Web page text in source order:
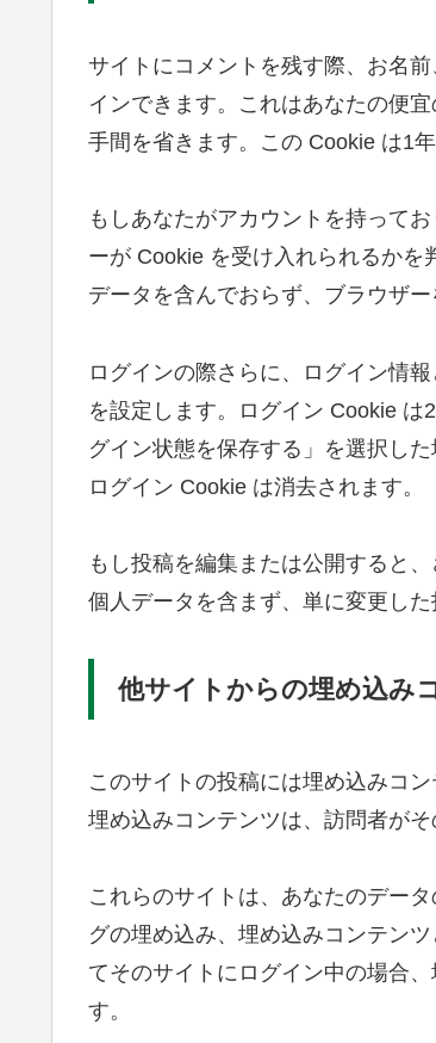
サイトにコメントを残す際、お名
インできます。これはあなたの便
手間を省きます。この Cookie は1年
もしあなたがアカウントを持って
ーが Cookie を受け入れられるかを
データを含んでおらず、ブラウザー
ログインの際さらに、ログイン情
を設定します。ログイン Cookie
グイン状態を保存する」を選択し
ログイン Cookie は消去されます。
もし投稿を編集または公開すると
個人データを含まず、単に変更し
他サイトからの埋め込み
このサイトの投稿には埋め込みコ
埋め込みコンテンツは、訪問者が
これらのサイトは、あなたのデー
グの埋め込み、埋め込みコンテン
てそのサイトにログイン中の場合
す。